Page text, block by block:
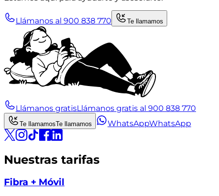
Llámanos al 900 838 770 Te llamamos
Llámanos gratisLlámanos gratis al 900 838 770
Te llamamosTe llamamos WhatsAppWhatsApp
Nuestras tarifas
Fibra + Móvil